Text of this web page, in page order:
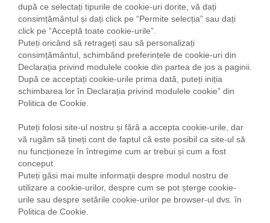
după ce selectați tipurile de cookie-uri dorite, vă dați
consimțământul și dați click pe “Permite selecția” sau dați
click pe “Acceptă toate cookie-urile”.
Puteți oricând să retrageți sau să personalizați
consimțământul, schimbând preferințele de cookie-uri din
Declarația privind modulele cookie din partea de jos a paginii.
După ce acceptați cookie-urile prima dată, puteți iniția
schimbarea lor în Declarația privind modulele cookie” din
Politica de Cookie.
Puteți folosi site-ul nostru și fără a accepta cookie-urile, dar
vă rugăm să țineți cont de faptul că este posibil ca site-ul să
nu funcționeze în întregime cum ar trebui și cum a fost
conceput.
Puteți găsi mai multe informații despre modul nostru de
utilizare a cookie-urilor, despre cum se pot șterge cookie-
urile sau despre setările cookie-urilor pe browser-ul dvs. în
Politica de Cookie.